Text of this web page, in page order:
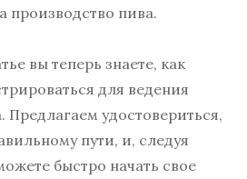
производство пива.
вы теперь знаете, как
для ведения
Предлагаем удостовериться,
пути, и, следуя
быстро начать свое